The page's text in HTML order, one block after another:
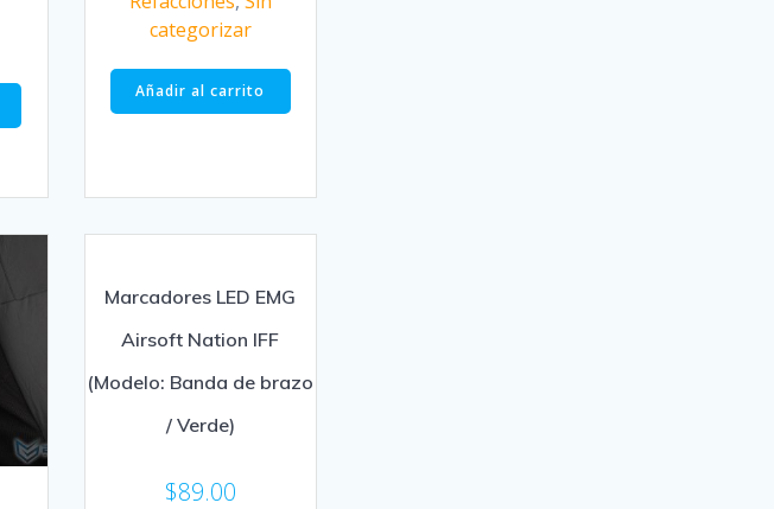
categorizar
Añadir al carrito
Marcadores LED EMG
Airsoft Nation IFF
(Modelo: Banda de brazo
/ Verde)
$89.00